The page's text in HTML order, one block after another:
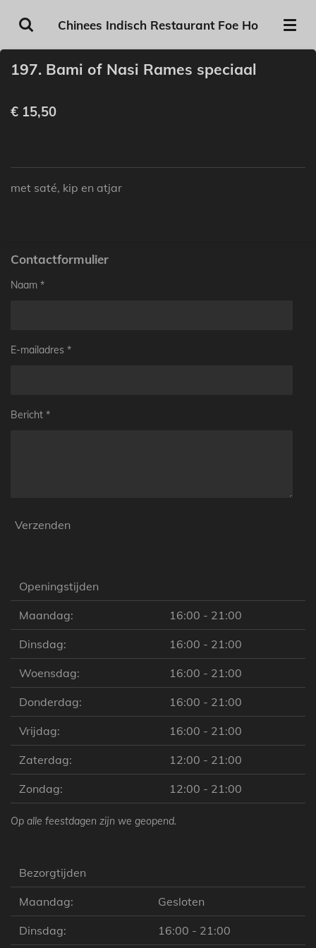
direct
naar
de
Chinees Indisch Restaurant Foe Ho
197. Bami of Nasi Rames speciaal
€ 15,50
met saté, kip en atjar
Contactformulier
Naam *
E-mailadres *
Bericht *
Verzenden
Openingstijden
Maandag: 16:00 - 21:00
Dinsdag: 16:00 - 21:00
Woensdag: 16:00 - 21:00
Donderdag: 16:00 - 21:00
Vrijdag: 16:00 - 21:00
Zaterdag: 12:00 - 21:00
Zondag: 12:00 - 21:00
Op alle feestdagen zijn we geopend.
Bezorgtijden
Maandag: Gesloten
Dinsdag: 16:00 - 21:00